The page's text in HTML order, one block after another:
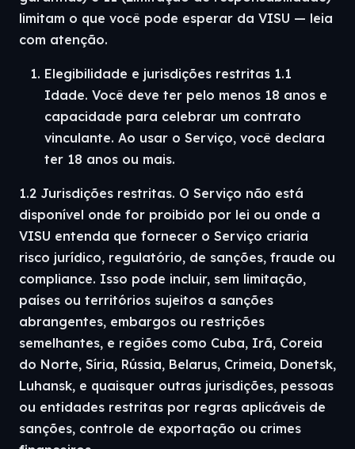
limitam o que você pode esperar da VISU — leia
com atenção.
Elegibilidade e jurisdições restritas 1.1
Idade. Você deve ter pelo menos 18 anos e
capacidade para celebrar um contrato
vinculante. Ao usar o Serviço, você declara
ter 18 anos ou mais.
1.2 Jurisdições restritas. O Serviço não está
disponível onde for proibido por lei ou onde a
VISU entenda que fornecer o Serviço criaria
risco jurídico, regulatório, de sanções, fraude ou
compliance. Isso pode incluir, sem limitação,
países ou territórios sujeitos a sanções
abrangentes, embargos ou restrições
semelhantes, e regiões como Cuba, Irã, Coreia
do Norte, Síria, Rússia, Belarus, Crimeia, Donetsk,
Luhansk, e quaisquer outras jurisdições, pessoas
ou entidades restritas por regras aplicáveis de
sanções, controle de exportação ou crimes